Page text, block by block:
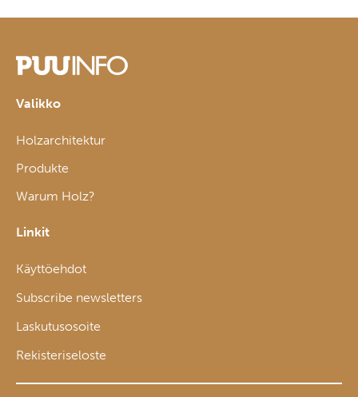
Valikko
Holzarchitektur
Produkte
Warum Holz?
Linkit
Käyttöehdot
Subscribe newsletters
Laskutusosoite
Rekisteriseloste